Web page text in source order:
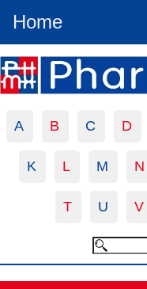
Home
A B C D
K L M N
T U V